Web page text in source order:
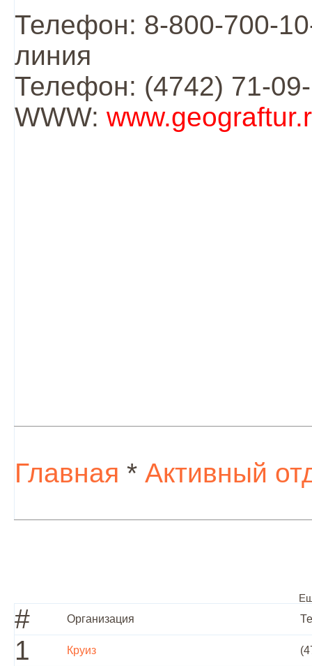
Телефон: 8-800-700-
линия
Телефон: (4742) 71-
WWW:
Главная * Активный
# Организация
1 Круиз